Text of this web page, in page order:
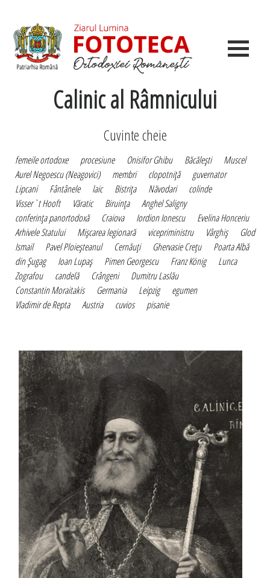
Calinic al Râmnicului
Cuvinte cheie
femeile ortodoxe procesiune Onisifor Ghibu Băcăleşti
Muscel
Aurel Negoescu (Neagovici)
membri clopotniţă
guvernator
Lipcani
Fântânele laic Bistriţa Năvodari
colinde
Visser`t Hooft
Văratic Biruinţa
Anghel Saligny
conferinţa panortodoxă
Craiova Iordion Ionescu
Evelina Honceriu
Arhivele Statului
Mişcarea legionară vicepriministru Vârghiş
Glod
Ismail
Pavel Ploieşteanul Cernăuţi Ghervasie Creţu
Poarta Albă
din Şugag
Ioan Lupaş Pimen Georgescu Franz König
Lunca
Zografou
candelă Crângeni
Dumitru Laslău
Constantin Moraitakis
Germania Leipzig
egumen
Vladimir de Repta
Austria cuvios pisanie